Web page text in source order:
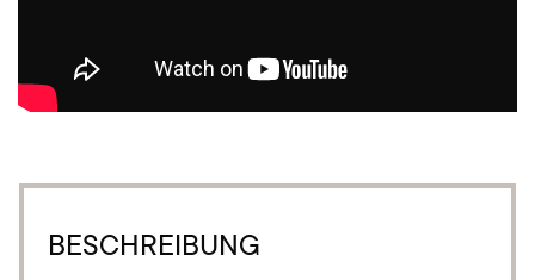
BESCHREIBUNG